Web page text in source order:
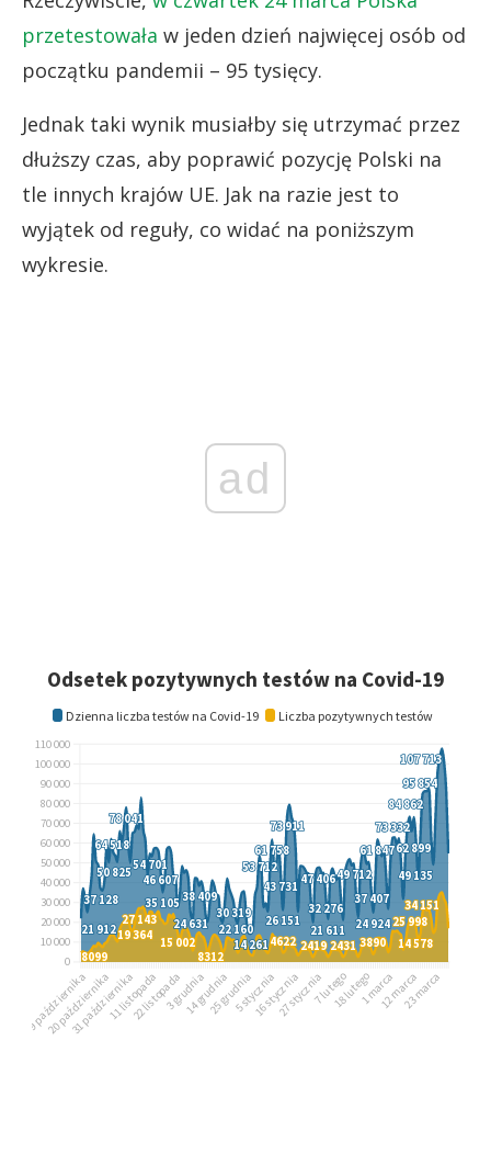
przetestowała w jeden dzień najwięcej osób od
początku pandemii – 95 tysięcy.
Jednak taki wynik musiałby się utrzymać przez
dłuższy czas, aby poprawić pozycję Polski na
tle innych krajów UE. Jak na razie jest to
wyjątek od reguły, co widać na poniższym
wykresie.
ad